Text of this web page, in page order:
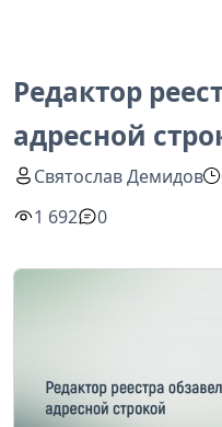
Редактор
адресной
Святослав Демидов
1 692
0